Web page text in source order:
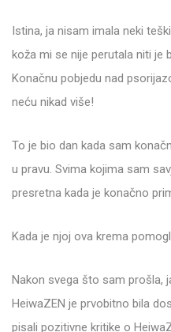
Istina, ja nisam imala neki
koža mi se nije perutala niti je
Konačnu pobjedu nad
neću nikad više!
To je bio dan kada sam
u pravu. Svima kojima sam
presretna kada je konačno
Kada je njoj ova krema
Nakon svega što sam prošla,
HeiwaZEN je prvobitno bila
pisali pozitivne kritike o